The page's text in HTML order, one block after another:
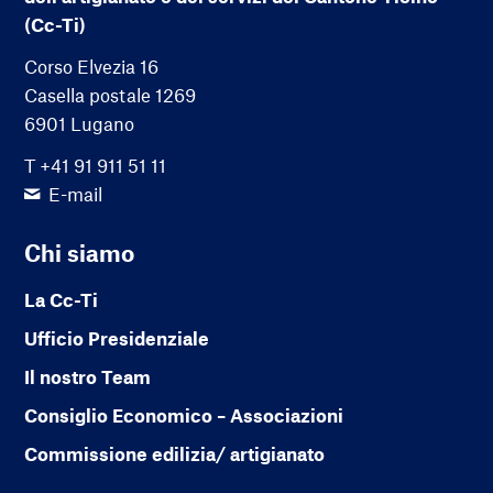
(Cc-Ti)
Corso Elvezia 16
Casella postale 1269
6901 Lugano
T +41 91 911 51 11
E-mail
Chi siamo
La Cc-Ti
Ufficio Presidenziale
Il nostro Team
Consiglio Economico – Associazioni
Commissione edilizia/ artigianato